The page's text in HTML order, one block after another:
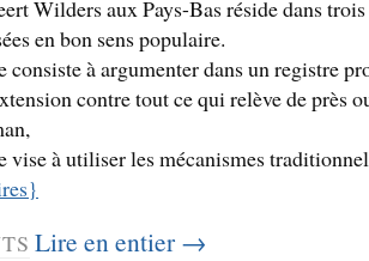
Wilders aux Pays-Bas réside dans
en bon sens populaire.
consiste à argumenter dans un registre
contre tout ce qui relève de près
vise à utiliser les mécanismes
}
Lire en entier →